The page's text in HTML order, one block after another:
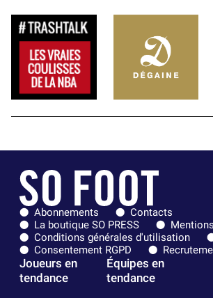
Abonnements
Contacts
La boutique SO PRESS
Conditions générales d'utilisation
Consentement RGPD
Joueurs en
tendance
Équipes en
tendance